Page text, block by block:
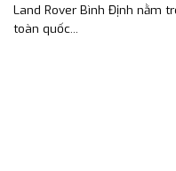
Land Rover Bình Định nằm
toàn quốc...